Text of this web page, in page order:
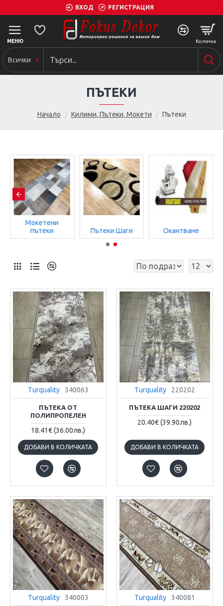
ВХОД РЕГИСТРАЦИЯ
Всички
Начало Килими, Пътеки, Мокети Пътеки
ПЪТЕКИ
Мокетени
пътеки
Пътеки Шаги Окантване
Turquality 340063
ПЪТЕКА ОТ
ПОЛИПРОПЕЛЕН
18.41€(36.00лв.)
ДОБАВИ В КОЛИЧКАТА
Turquality 220202
ПЪТЕКА ШАГИ 220202
20.40€(39.90лв.)
ДОБАВИ В КОЛИЧКАТА
Turquality 340003 Turquality 340081